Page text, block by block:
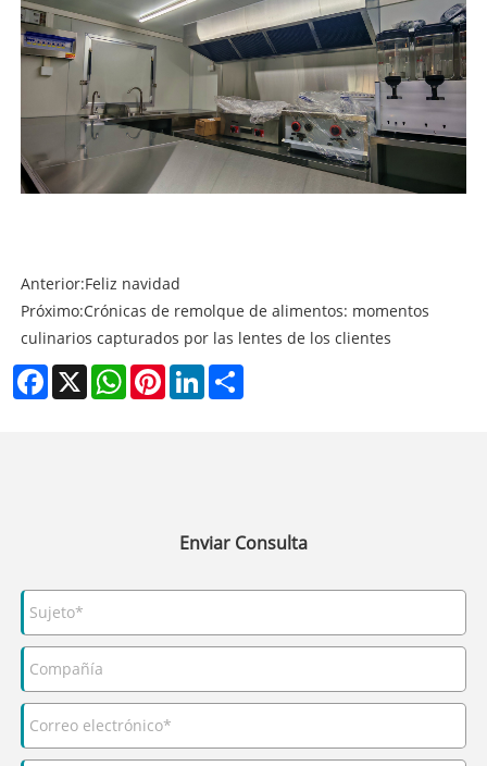
Anterior:Feliz navidad
Próximo:Crónicas de remolque de alimentos: momentos
culinarios capturados por las lentes de los clientes
Facebook
X WhatsAppPinterestLinkedIn
Enviar Consulta